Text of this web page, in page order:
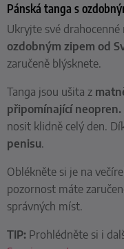
Pánská tanga s
Ukryjte své drahocenné
ozdobným zipem od
zaručeně blýsknete.
Tanga jsou ušita z
připomínající neopren.
nosit klidně celý den.
penisu.
Oblékněte si je na
pozornost máte
správných míst.
TIP: Prohlédněte si i